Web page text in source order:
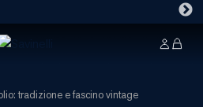
tradizione e fascino vintage